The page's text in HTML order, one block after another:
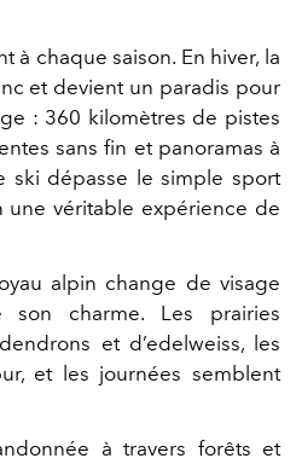
à chaque saison. En hiver, la
et devient un paradis pour
: 360 kilomètres de pistes
sans fin et panoramas à
ski dépasse le simple sport
une véritable expérience de
alpin change de visage
charme. Les prairies
et d’edelweiss, les
et les journées semblent
à travers forêts et